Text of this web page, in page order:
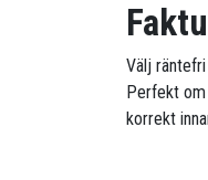
Välj
Perfekt
korrekt